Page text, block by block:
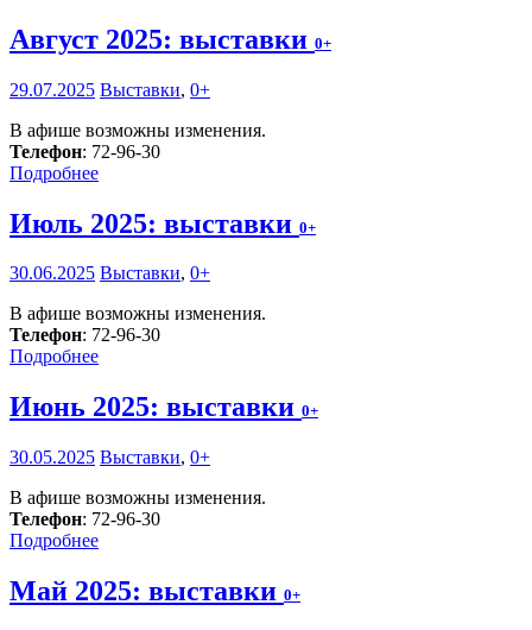
Август 2025: выставки 0+
29.07.2025 Выставки, 0+
В афише возможны изменения.
Телефон: 72-96-30
Подробнее
Июль 2025: выставки 0+
30.06.2025 Выставки, 0+
В афише возможны изменения.
Телефон: 72-96-30
Подробнее
Июнь 2025: выставки 0+
30.05.2025 Выставки, 0+
В афише возможны изменения.
Телефон: 72-96-30
Подробнее
Май 2025: выставки 0+